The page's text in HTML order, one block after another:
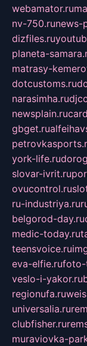
webamator.ru
nv-750.runews-
dizfiles.ru
planeta-
matrasy-
dotcustoms.ru
narasimha.ru
newsplain.ru
gbget.ru
york-life.ru
slovar-ivrit.ru
ovucontrol.ru
ru-industriya.ru
belgorod-day.ru
medic-today.ru
teensvoice.ru
eva-elfie.rufoto-
veslo-i-yakor.ru
regionufa.ru
universalia.ru
clubfisher.ru
muraviovka-